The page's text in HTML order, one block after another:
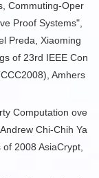
Commuting-Oper
Proof Systems",
Preda, Xiaoming
of 23rd IEEE Con
Amhers
Computation ove
Chi-Chih Ya
2008 AsiaCrypt,